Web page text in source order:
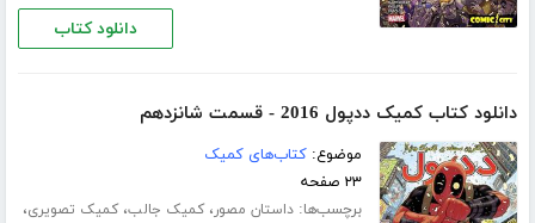
دانلود کتاب
دانلود کتاب کمیک ددپول 2016 - قسمت شانزدهم
موضوع:کتاب‌های کمیک
۲۳ صفحه
برچسب‌ها:داستان مصور،کمیک جالب،کمیک تصویری،